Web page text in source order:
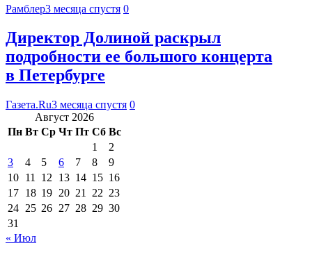
Рамблер3 месяца спустя 0
Директор Долиной раскрыл
подробности ее большого концерта
в Петербурге
Газета.Ru3 месяца спустя 0
Август 2026
Пн Вт Ср Чт Пт Сб Вс
1
2
3
4 5 6 7 8
9
10 11 12 13 14 15 16
17 18 19 20 21 22 23
24 25 26 27 28 29 30
31
« Июл